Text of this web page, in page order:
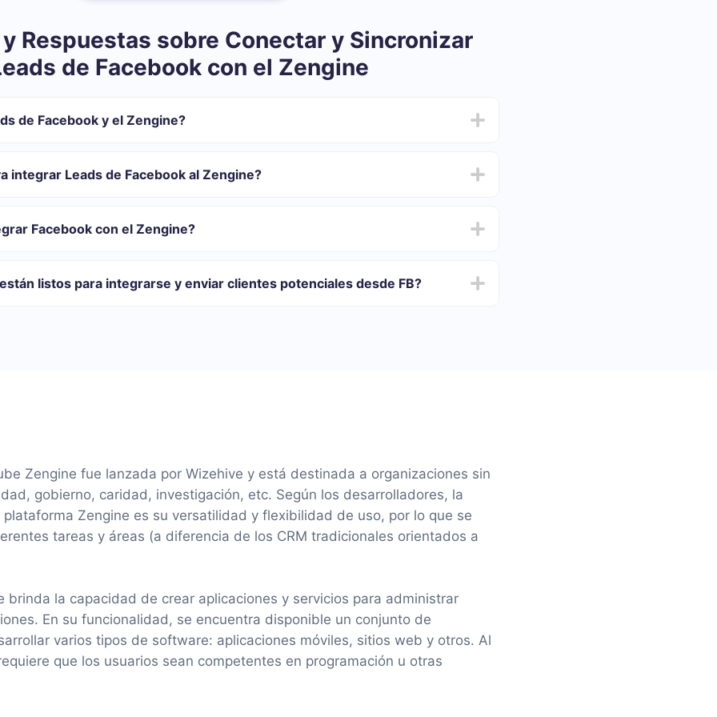
Respuestas sobre Conectar y Sincronizar
de Facebook con el Zengine
de Facebook y el Zengine?
de Facebook al Zengine
integrar Leads de Facebook al Zengine?
Facebook con el Zengine?
días. listos para integrarse y enviar clientes potenciales desde FB?
Zengine fue lanzada por Wizehive y está destinada a organizaciones sin
gobierno, caridad, investigación, etc. Según los desarrolladores, la
Zengine es su versatilidad y flexibilidad de uso, por lo que se
tareas y áreas (a diferencia de los CRM tradicionales orientados a
brinda la capacidad de crear aplicaciones y servicios para administrar
En su funcionalidad, se encuentra disponible un conjunto de
varios tipos de software: aplicaciones móviles, sitios web y otros. Al
que los usuarios sean competentes en programación u otras